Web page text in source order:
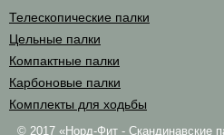
Телескопические палки
Цельные палки
Компактные палки
Карбоновые палки
Комплекты для ходьбы
© 2017 «Норд-Фит - Скандинавские